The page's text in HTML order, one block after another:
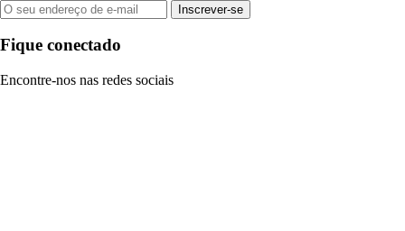
Inscrever-se
Fique conectado
Encontre-nos nas redes sociais